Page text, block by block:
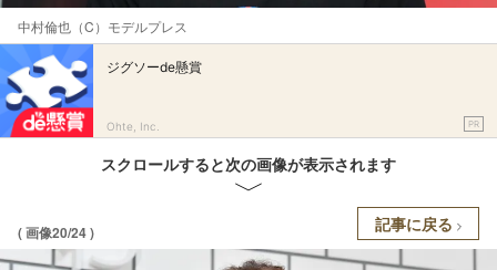
中村倫也（C）モデルプレス
ジグソーde懸賞
Ohte, Inc. PR
スクロールすると次の画像が表示されます
( 画像20/24 ) 記事に戻る